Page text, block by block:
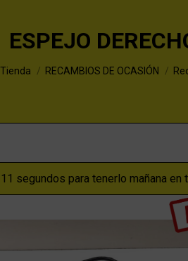
ESPEJO
Tienda RECAMBIOS DE OCASIÓN
segundos para tenerlo mañana en